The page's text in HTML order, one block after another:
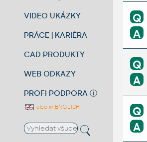
VIDEO UKÁZKY
PRÁCE | KARIÉRA
CAD PRODUKTY
WEB ODKAZY
PROFI PODPORA ⓘ
also in ENGLISH
Q
A
Q
A
Q
A